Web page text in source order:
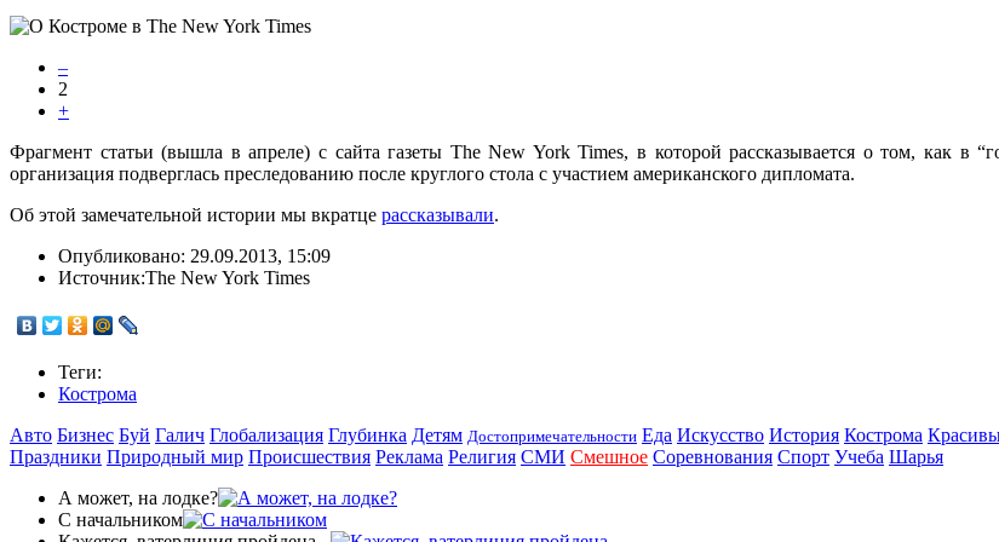
–
2
+
Фрагмент статьи (вышла в апреле) с сайта газеты The New York Times, в которой рассказывается о том, как в
организация подверглась преследованию после круглого стола с участием американского дипломата.
Об этой замечательной истории мы вкратце рассказывали.
Опубликовано: 29.09.2013, 15:09
Источник:The New York Times
Теги:
Кострома
Авто Бизнес Буй Галич Глобализация Глубинка Детям Достопримечательности Еда Искусство История Кострома
Праздники Природный мир Происшествия Реклама Религия СМИ Смешное Соревнования Спорт Учеба Шарья
А может, на лодке?
С начальником